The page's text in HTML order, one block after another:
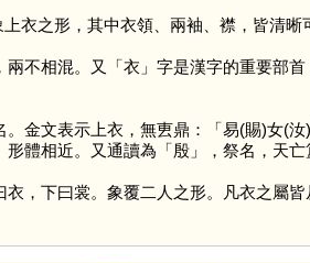
上衣之形，其中衣領、兩袖、襟，皆清晰
不相混。又「衣 」字是漢字的重要部
文表示上衣，無叀鼎：「易(賜)女(汝
形體相近。又通讀為「殷」，祭名，天亡
下曰裳。象覆二人之形。凡衣之屬皆